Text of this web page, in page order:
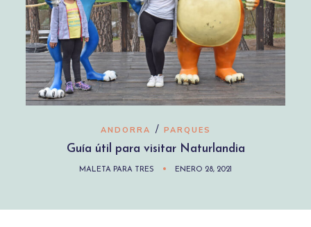
ANDORRA / PARQUES
Guía útil para visitar Naturlandia
MALETA PARA TRES ENERO 28, 2021